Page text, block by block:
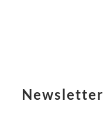
Newsletter